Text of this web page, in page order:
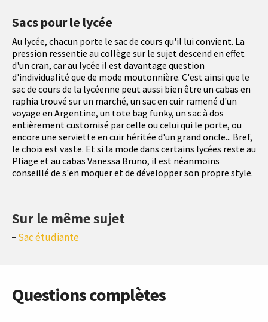
Sacs pour le lycée
Au lycée, chacun porte le sac de cours qu'il lui convient. La
pression ressentie au collège sur le sujet descend en effet
d'un cran, car au lycée il est davantage question
d'individualité que de mode moutonnière. C'est ainsi que le
sac de cours de la lycéenne peut aussi bien être un cabas en
raphia trouvé sur un marché, un sac en cuir ramené d'un
voyage en Argentine, un tote bag funky, un sac à dos
entièrement customisé par celle ou celui qui le porte, ou
encore une serviette en cuir héritée d'un grand oncle... Bref,
le choix est vaste. Et si la mode dans certains lycées reste au
Pliage et au cabas Vanessa Bruno, il est néanmoins
conseillé de s'en moquer et de développer son propre style.
Sur le même sujet
Sac étudiante
Questions complètes